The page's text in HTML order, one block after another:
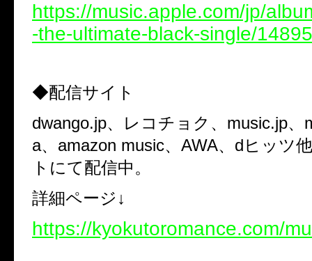
https://music.apple.com/jp/
-the-ultimate-black-single/
◆配信サイト
dwango.jp、レコチョク、music.jp、
a、amazon music、AWA、dヒッツ
トにて配信中。
詳細ページ↓
https://kyokutoromance.com/